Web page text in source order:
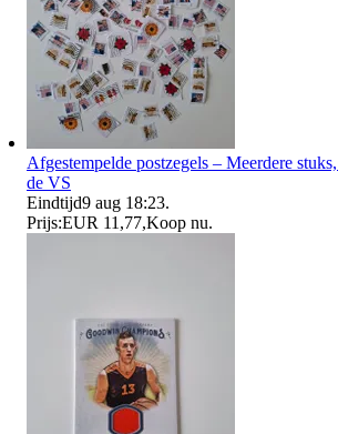
Afgestempelde postzegels – Meerdere
de VS
Eindtijd9 aug 18:23.
Prijs:EUR 11,77,Koop nu.